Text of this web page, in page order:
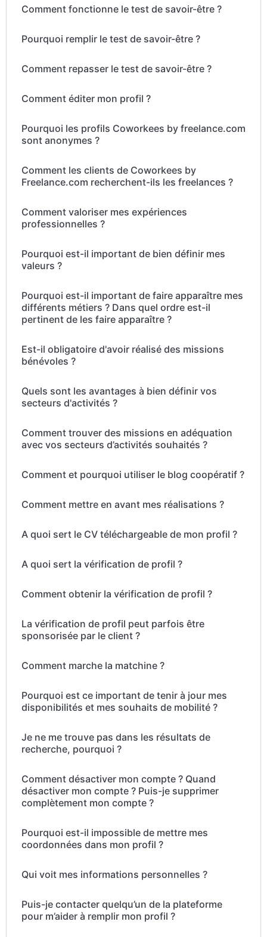
Comment fonctionne le test de savoir-être ?
Pourquoi remplir le test de savoir-être ?
Comment repasser le test de savoir-être ?
Comment éditer mon profil ?
Pourquoi les profils Coworkees by freelance.com
sont anonymes ?
Comment les clients de Coworkees by
Freelance.com recherchent-ils les freelances ?
Comment valoriser mes expériences
professionnelles ?
Pourquoi est-il important de bien définir mes
valeurs ?
Pourquoi est-il important de faire apparaître mes
différents métiers ? Dans quel ordre est-il
pertinent de les faire apparaître ?
Est-il obligatoire d'avoir réalisé des missions
bénévoles ?
Quels sont les avantages à bien définir vos
secteurs d'activités ?
Comment trouver des missions en adéquation
avec vos secteurs d’activités souhaités ?
Comment et pourquoi utiliser le blog coopératif ?
Comment mettre en avant mes réalisations ?
A quoi sert le CV téléchargeable de mon profil ?
A quoi sert la vérification de profil ?
Comment obtenir la vérification de profil ?
La vérification de profil peut parfois être
sponsorisée par le client ?
Comment marche la matchine ?
Pourquoi est ce important de tenir à jour mes
disponibilités et mes souhaits de mobilité ?
Je ne me trouve pas dans les résultats de
recherche, pourquoi ?
Comment désactiver mon compte ? Quand
désactiver mon compte ? Puis-je supprimer
complètement mon compte ?
Pourquoi est-il impossible de mettre mes
coordonnées dans mon profil ?
Qui voit mes informations personnelles ?
Puis-je contacter quelqu’un de la plateforme
pour m’aider à remplir mon profil ?